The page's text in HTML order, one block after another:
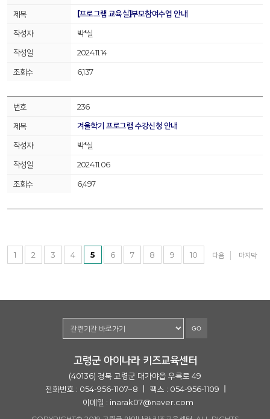
[프로그램 교육실]부모참여수업 안내
박*실
2024.11.14
6,137
236
겨울학기 프로그램 수강신청 안내
박*실
2024.11.06
6,497
1 2 3 4 5 6 7 8 9 10 다음 마지막
고령군 아이나라 키즈교육센터
(40136) 경북 고령군 대가야읍 우륵로 49
전화번호 : 054-956-1107~8
팩스 : 054-956-1109
이메일 : inarak07@naver.com
GO